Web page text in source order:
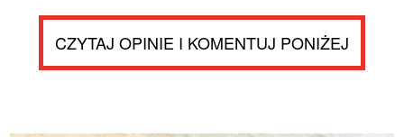
CZYTAJ OPINIE I KOMENTUJ PONIŻEJ